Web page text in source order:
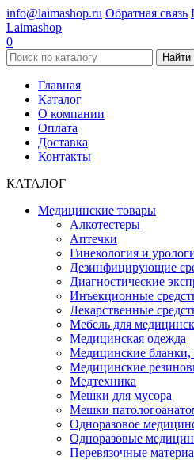
info@laimashop.ru Обратная связь
Laimashop
0
Найти
Главная
Каталог
О компании
Оплата
Доставка
Контакты
КАТАЛОГ
Медицинские товары
Алкотестеры
Аптечки
Гинекология и
Дезинфицирующие
Диагностические
Инъекционные
Лекарственные
Мебель для
Медицинская одежда
Медицинские
Медицинские
Медтехника
Мешки для мусора
Мешки
Одноразовое
Одноразовые
Перевязочные